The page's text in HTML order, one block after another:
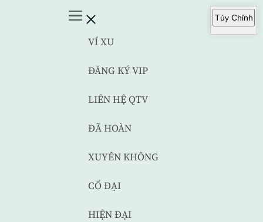
VÍ XU
ĐĂNG KÝ VIP
LIÊN HỆ QTV
ĐÃ HOÀN
XUYÊN KHÔNG
CỔ ĐẠI
HIỆN ĐẠI
Tùy Chỉnh